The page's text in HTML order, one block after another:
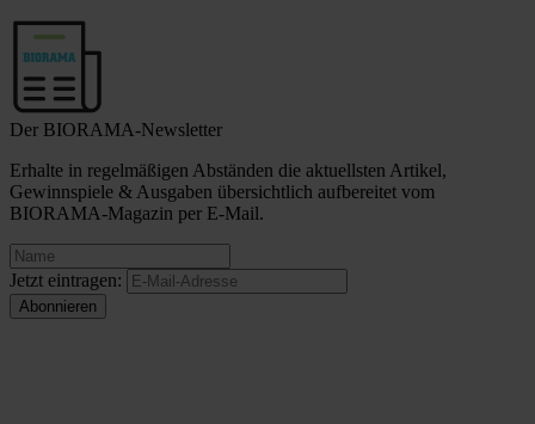
Der BIORAMA-Newsletter
Erhalte in regelmäßigen Abständen die aktuellsten Artikel,
Gewinnspiele & Ausgaben übersichtlich aufbereitet vom
BIORAMA-Magazin per E-Mail.
Jetzt eintragen: